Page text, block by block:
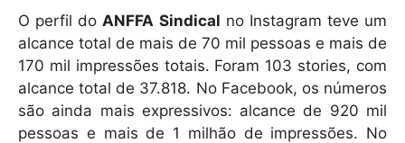
O perfil do ANFFA Sindical no Instagram teve um
alcance total de mais de 70 mil pessoas e mais de
170 mil impressões totais. Foram 103 stories, com
alcance total de 37.818. No Facebook, os números
são ainda mais expressivos: alcance de 920 mil
pessoas e mais de 1 milhão de impressões. No